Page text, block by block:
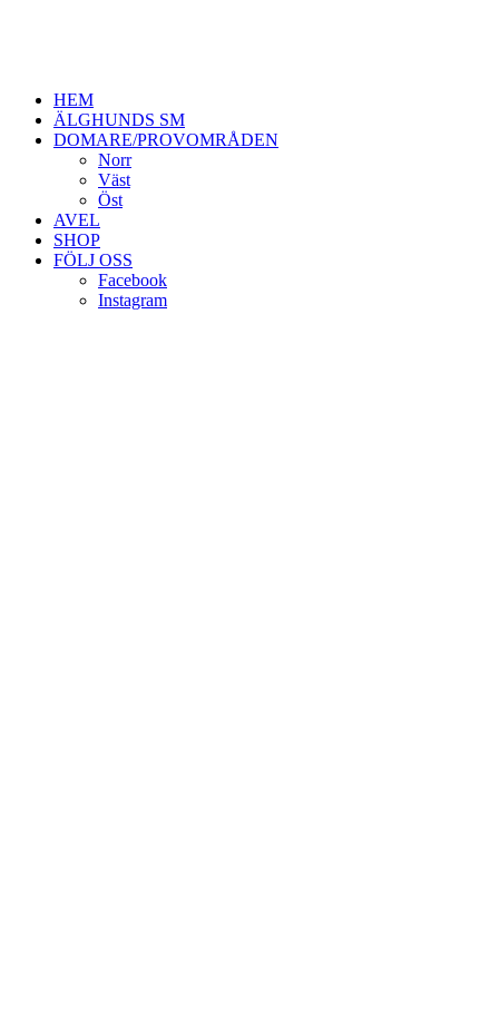
HEM
ÄLGHUNDS SM
DOMARE/PROVOMRÅDEN
Norr
Väst
Öst
AVEL
SHOP
FÖLJ OSS
Facebook
Instagram